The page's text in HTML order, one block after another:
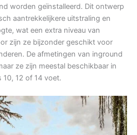
worden geïnstalleerd. Dit ontwerp
aantrekkelijkere uitstraling en
wat een extra niveau van
zijn ze bijzonder geschikt voor
De afmetingen van inground
ze zijn meestal beschikbaar in
12 of 14 voet.